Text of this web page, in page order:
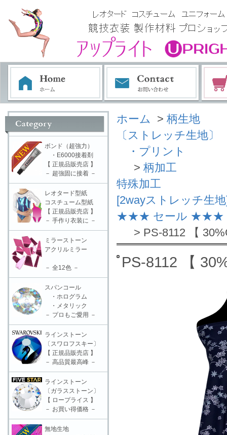
ホーム > 柄生地
〔ストレッチ生地〕
・プリント
> 柄加工
特殊加工
[2wayストレッチ生
★★★ セール ★★★
> PS-8112 【
PS-8112 【
ボンド（超強力）
・E6000接着剤
【 正規品販売店 】
－ 超強固に接着 －
レオタード型紙
コスチューム型紙
【 正規品販売店 】
－ 手作り衣装に －
ミラーストーン
アクリルミラー
－ 全12色 －
スパンコール
・ホログラム
・メタリック
－ プロもご愛用 －
ラインストーン
〔スワロフスキー〕
【 正規品販売店 】
－ 高品質最高峰 －
ラインストーン
〔ガラスストーン〕
【 ロープライス 】
－ お買い得価格 －
無地生地